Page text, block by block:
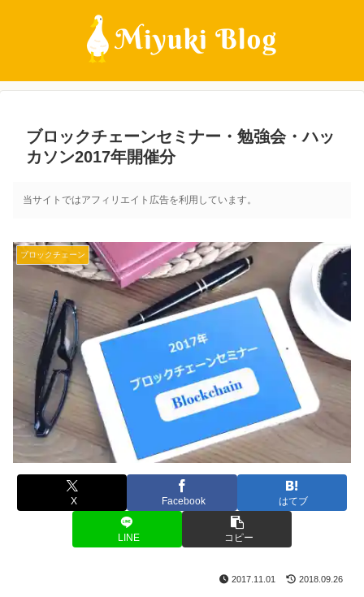
ブロックチェーンセミナー・勉強会・ハッ
カソン2017年開催分
当サイトではアフィリエイト広告を利用しています。
ブロックチェーン
X Facebook はてブ
LINE コピー
2017.11.01 2018.09.26